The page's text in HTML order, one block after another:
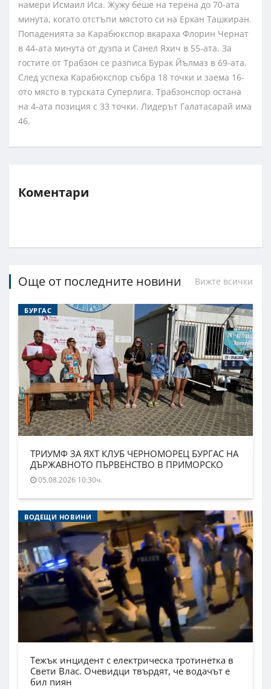
намери Исмаил Иса. Жужу беше на терена до 70-ата
минута, когато отстъпи мястото си на Еркан Ташкиран.
Попаденията за Карабюкспор вкараха Флорин Чернат
в 44-ата минута от дузпа и Санел Яхич в 55-ата. За
гостите от Трабзон се разписа Бурак Йълмаз в 69-ата.
След успеха Карабюкспор събра 18 точки и заема 16-
ото място в турската Суперлига. Трабзонспор остана
на 4-ата позиция с 33 точки. Лидерът Галатасарай има
46.
Коментари
Още от последните новини Вижте всички
БУРГАС
ТРИУМФ ЗА ЯХТ КЛУБ ЧЕРНОМОРЕЦ БУРГАС НА
ДЪРЖАВНОТО ПЪРВЕНСТВО В ПРИМОРСКО
05.08.2026 10:30ч.
ВОДЕЩИ НОВИНИ
Тежък инцидент с електрическа тротинетка в
Свети Влас. Очевидци твърдят, че водачът е
бил пиян